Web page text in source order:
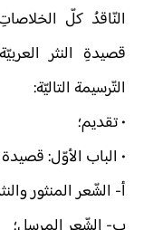
النّاقدُ كلّ
قصيدةِ النثر
التّرسيمة التاليّة:
• تقديم؛
• الباب الأوّل:
أ‌- الشّعر المنثور